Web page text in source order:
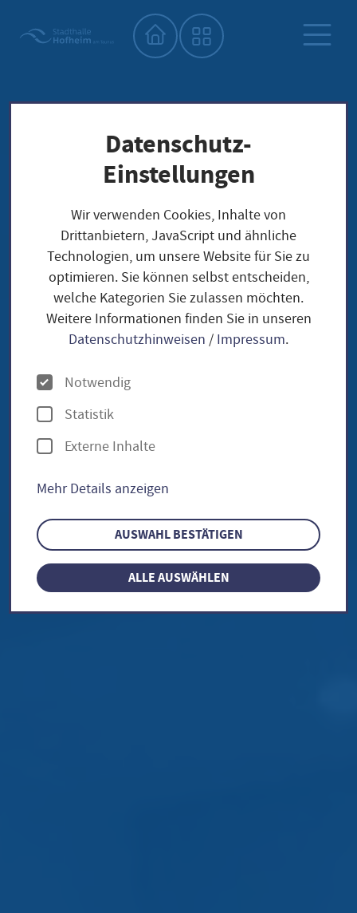
Startseite"
Datenschutz-
Einstellungen
Wir verwenden Cookies, Inhalte von
Drittanbietern, JavaScript und ähnliche
Technologien, um unsere Website für Sie zu
optimieren. Sie können selbst entscheiden,
welche Kategorien Sie zulassen möchten.
Weitere Informationen finden Sie in unseren
Datenschutzhinweisen / Impressum.
O
p
t
i
e
n
Notwendig
Statistik
Externe Inhalte
Mehr Details anzeigen
AUSWAHL BESTÄTIGEN
ALLE AUSWÄHLEN